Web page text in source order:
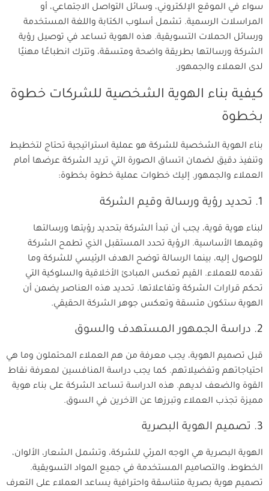
سواء في الموقع الإلكتروني، وسائل التواصل الاجتماعي، أو
المراسلات الرسمية. تشمل أسلوب الكتابة واللغة المستخدمة
ورسائل الحملات التسويقية. هذه الهوية تساعد في توصيل رؤية
الشركة ورسالتها بطريقة واضحة ومتسقة، وتترك انطباعًا مهنيًا
لدى العملاء والجمهور.
كيفية بناء الهوية الشخصية للشركات خطوة
بخطوة
بناء الهوية الشخصية للشركة هو عملية استراتيجية تحتاج لتخطيط
وتنفيذ دقيق لضمان اتساق الصورة التي تريد الشركة عرضها أمام
العملاء والجمهور. إليك خطوات عملية خطوة بخطوة:
1. تحديد رؤية ورسالة وقيم الشركة
لبناء هوية قوية، يجب أن تبدأ الشركة بتحديد رؤيتها ورسالتها
وقيمها الأساسية. الرؤية تحدد المستقبل الذي تطمح الشركة
للوصول إليه، بينما الرسالة توضح الهدف الرئيسي للشركة وما
تقدمه للعملاء. القيم تعكس المبادئ الأخلاقية والسلوكية التي
تحكم قرارات الشركة وتفاعلاتها. تحديد هذه العناصر يضمن أن
الهوية ستكون متسقة وتعكس جوهر الشركة الحقيقي.
2. دراسة الجمهور المستهدف والسوق
قبل تصميم الهوية، يجب معرفة من هم العملاء المحتملون وما هي
احتياجاتهم وتفضيلاتهم. كما يجب دراسة المنافسين لمعرفة نقاط
القوة والضعف لديهم. هذه الدراسة تساعد الشركة على بناء هوية
مميزة تجذب العملاء وتبرزها عن الآخرين في السوق.
3. تصميم الهوية البصرية
الهوية البصرية هي الوجه المرئي للشركة، وتشمل الشعار، الألوان،
الخطوط، والتصاميم المستخدمة في جميع المواد التسويقية.
تصميم هوية بصرية متناسقة واحترافية يساعد العملاء على التعرف